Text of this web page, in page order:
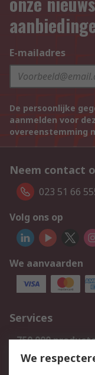
E-mailadres
De persoonlijke
aanmelden voor
overeenstemming
Neem contact
023 51 66
Volg ons op
We aanvaarden
Services
750.000
Bestellen
We